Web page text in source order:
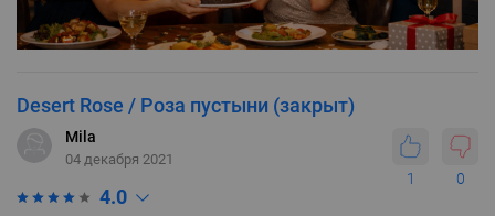
Desert Rose / Роза пустыни (закрыт)
1 0
Mila
04 декабря 2021
4.0